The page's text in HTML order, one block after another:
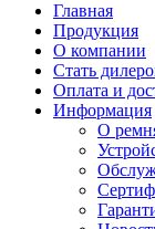
Главная
Продукция
О компании
Стать
Оплата и
Информация
О